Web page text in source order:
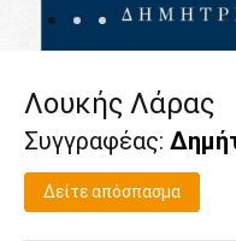
Λουκής Λάρας
Συγγραφέας:
Δείτε απόσπασμα